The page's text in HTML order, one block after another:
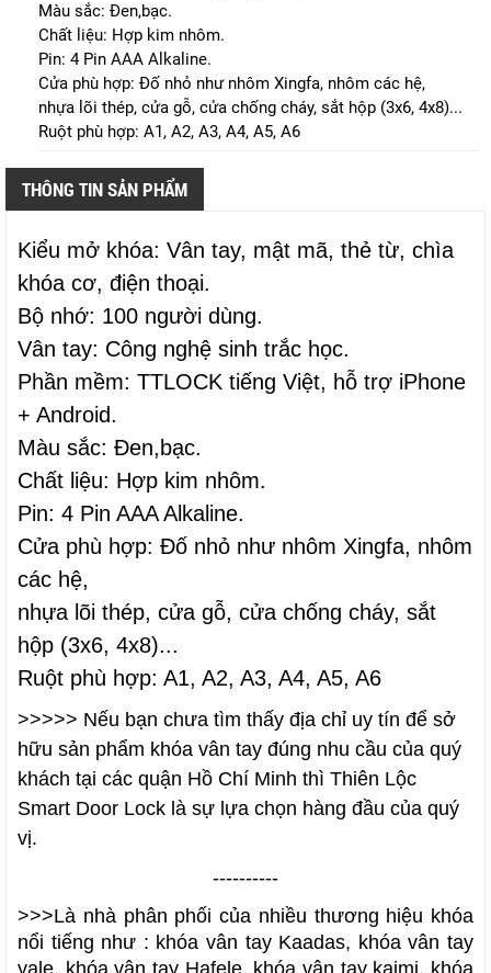
Màu sắc: Đen,bạc.
Chất liệu: Hợp kim nhôm.
Pin: 4 Pin AAA Alkaline.
Cửa phù hợp: Đố nhỏ như nhôm Xingfa, nhôm các hệ,
nhựa lõi thép, cửa gỗ, cửa chống cháy, sắt hộp (3x6, 4x8)...
Ruột phù hợp: A1, A2, A3, A4, A5, A6
THÔNG TIN SẢN PHẨM
Kiểu mở khóa: Vân tay, mật mã, thẻ từ, chìa
khóa cơ, điện thoại.
Bộ nhớ: 100 người dùng.
Vân tay: Công nghệ sinh trắc học.
Phần mềm: TTLOCK tiếng Việt, hỗ trợ iPhone
+ Android.
Màu sắc: Đen,bạc.
Chất liệu: Hợp kim nhôm.
Pin: 4 Pin AAA Alkaline.
Cửa phù hợp: Đố nhỏ như nhôm Xingfa, nhôm
các hệ,
nhựa lõi thép, cửa gỗ, cửa chống cháy, sắt
hộp (3x6, 4x8)...
Ruột phù hợp: A1, A2, A3, A4, A5, A6
>>>>> Nếu bạn chưa tìm thấy địa chỉ uy tín để sở
hữu sản phẩm khóa vân tay đúng nhu cầu của quý
khách tại các quận Hồ Chí Minh thì Thiên Lộc
Smart Door Lock là sự lựa chọn hàng đầu của quý
vị.
----------
>>>Là nhà phân phối của nhiều thương hiệu khóa
nổi tiếng như : khóa vân tay Kaadas, khóa vân tay